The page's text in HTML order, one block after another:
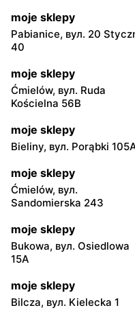
moje sklepy
Pabianice, вул. 20
40
moje sklepy
Ćmielów, вул. Ruda
Kościelna 56B
moje sklepy
Bieliny, вул. Porąbki
moje sklepy
Ćmielów, вул.
Sandomierska 243
moje sklepy
Bukowa, вул. Osiedlowa
15A
moje sklepy
Bilcza, вул. Kielecka 1